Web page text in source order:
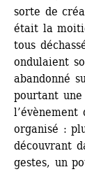
sorte de
était la
tous
ondulaient
abandonné
pourtant
l’évènement
organisé :
découvrant
gestes, un